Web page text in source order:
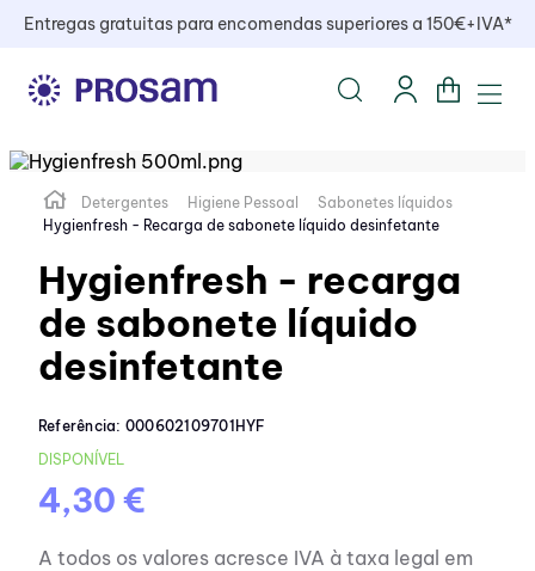
Entregas gratuitas para encomendas superiores a 150€+IVA*
Detergentes Higiene Pessoal
Sabonetes líquidos
Hygienfresh - Recarga de sabonete líquido desinfetante
Hygienfresh - recarga
de sabonete líquido
desinfetante
Referência: 000602109701HYF
DISPONÍVEL
4,30 €
A todos os valores acresce IVA à taxa legal em